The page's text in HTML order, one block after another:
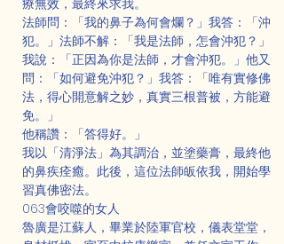
療無效，最終來求我。
法師問：「我的鼻子為何會爛？」我答：「沖
犯。」法師不解：「我是法師，怎會沖犯？」
我說：「正因為你是法師，才會沖犯。」他又
問：「如何避免沖犯？」我答：「唯有實修佛
法，得心開意解之妙，真實三根普被，方能避
免。」
他稱讚：「答得好。」
我以「清淨法」為其調治，並塗藥膏，最終他
的鼻疾痊癒。此後，這位法師皈依我，開始學
習真佛密法。
063會咬噬的女人
魯廣是江蘇人，畢業於陸軍官校，儀表堂堂，